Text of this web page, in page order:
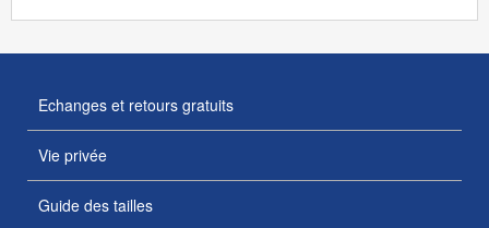
Echanges et retours gratuits
Vie privée
Guide des tailles